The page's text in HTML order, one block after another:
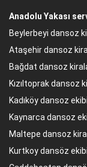
Anadolu Yakası
Beylerbeyi dansoz
Ataşehir dansoz
Bağdat dansoz
Kızıltoprak dansoz
Kadıköy dansoz
Kaynarca dansoz
Maltepe dansoz
Kurtkoy dansöz